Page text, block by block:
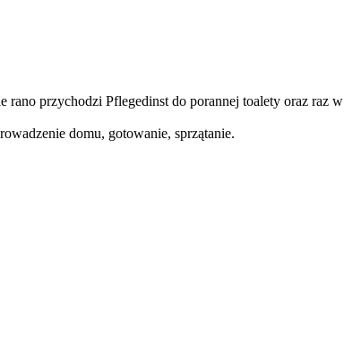
przychodzi Pflegedinst do porannej toalety oraz raz
domu, gotowanie, sprzątanie.